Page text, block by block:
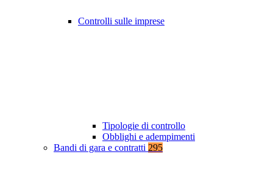
Controlli sulle imprese
Tipologie di controllo
Obblighi e adempimenti
Bandi di gara e contratti 295